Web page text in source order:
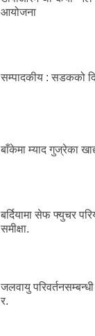
आयोजना
सम्पादकीय : सडकको
बाँकेमा म्याद गुज्रेका
बर्दियामा सेफ फ्युचर
समीक्षा.
जलवायु परिवर्तनसम्बन्धी
र.